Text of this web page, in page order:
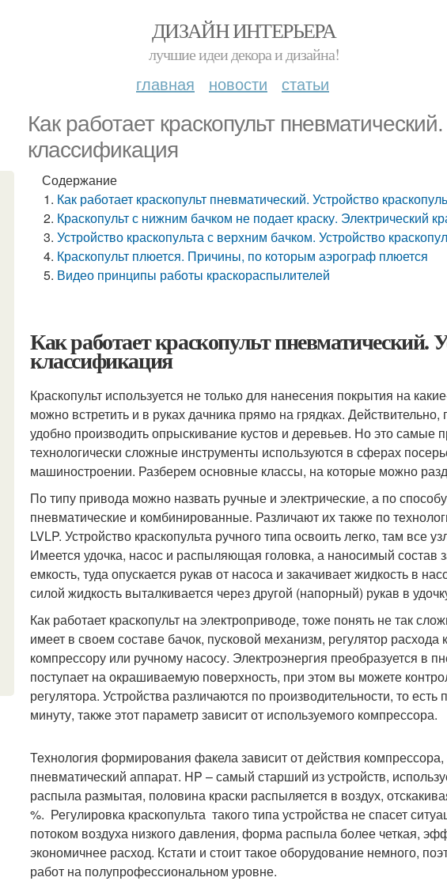
ДИЗАЙН ИНТЕРЬЕРА
лучшие идеи декора и дизайна!
главная новости статьи
Как работает краскопульт
классификация
Содержание
Как работает краскопульт пневматический. Устройство
Краскопульт с нижним бачком не подает краску. Электрический
Устройство краскопульта с верхним бачком. Устройство
Краскопульт плюется. Причины, по которым аэрограф плюется
Видео принципы работы краскораспылителей
Как работает краскопульт пневматический.
классификация
Краскопульт используется не только для нанесения покрытия на
можно встретить и в руках дачника прямо на грядках.
удобно производить опрыскивание кустов и деревьев. Но это самые
технологически сложные инструменты используются в сферах
машиностроении. Разберем основные классы, на которые можно
По типу привода можно назвать ручные и электрические, а по
пневматические и комбинированные. Различают их также по
LVLP. Устройство краскопульта ручного типа освоить легко, там все
Имеется удочка, насос и распыляющая головка, а наносимый состав
емкость, туда опускается рукав от насоса и закачивает жидкость в
силой жидкость выталкивается через другой (напорный) рукав в
Как работает краскопульт на электроприводе, тоже понять не так
имеет в своем составе бачок, пусковой механизм, регулятор расхода
компрессору или ручному насосу. Электроэнергия преобразуется в
поступает на окрашиваемую поверхность, при этом вы можете
регулятора. Устройства различаются по производительности, то
минуту, также этот параметр зависит от используемого компрессора.
Технология формирования факела зависит от действия
пневматический аппарат. HP – самый старший из устройств,
распыла размытая, половина краски распыляется в воздух,
%. Регулировка краскопульта такого типа устройства не спасет
потоком воздуха низкого давления, форма распыла более четкая,
экономичнее расход. Кстати и стоит такое оборудование немного,
работ на полупрофессиональном уровне.